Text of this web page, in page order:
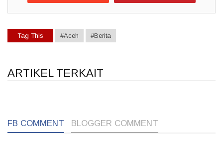
Tag This #Aceh #Berita
ARTIKEL TERKAIT
FB COMMENT BLOGGER COMMENT